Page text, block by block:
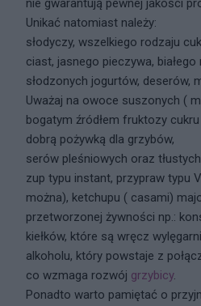
nie gwarantują pewnej jakości
Unikać natomiast należy:
słodyczy, wszelkiego rodzaju
ciast, jasnego pieczywa,
słodzonych jogurtów, deserów,
Uważaj na owoce suszonych (
bogatym źródłem fruktozy
dobrą pożywką dla grzybów,
serów pleśniowych oraz
zup typu instant, przypraw typu
można), ketchupu ( casami)
przetworzonej żywności np.:
kiełków, które są wręcz
alkoholu, który powstaje z
co wzmaga rozwój grzybicy.
Ponadto warto pamiętać o